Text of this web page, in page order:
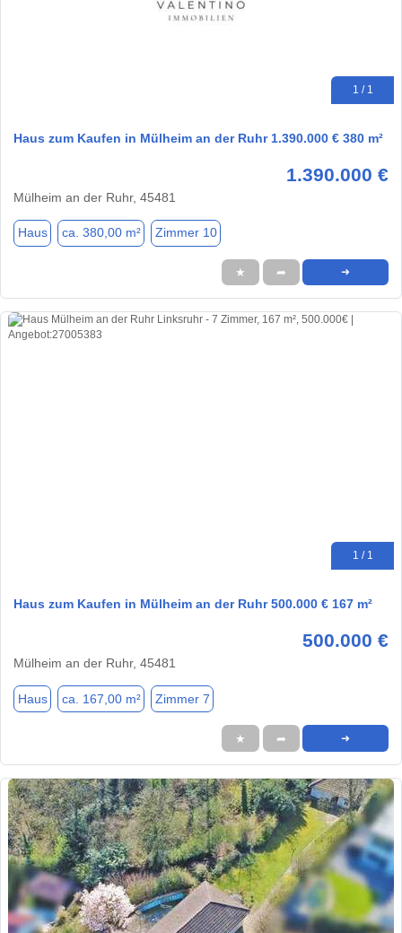
1 / 1
Haus zum Kaufen in Mülheim an der Ruhr 1.390.000 € 380 m²
1.390.000 €
Mülheim an der Ruhr, 45481
Haus ca. 380,00 m² Zimmer 10
★ ➦ ➜
1 / 1
Haus zum Kaufen in Mülheim an der Ruhr 500.000 € 167 m²
500.000 €
Mülheim an der Ruhr, 45481
Haus ca. 167,00 m² Zimmer 7
★ ➦ ➜